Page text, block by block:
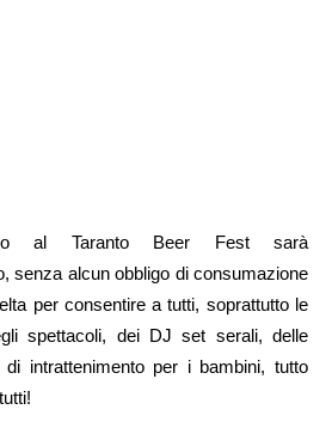
al Taranto Beer Fest sarà
senza alcun obbligo di consumazione
per consentire a tutti, soprattutto le
spettacoli, dei DJ set serali, delle
intrattenimento per i bambini, tutto